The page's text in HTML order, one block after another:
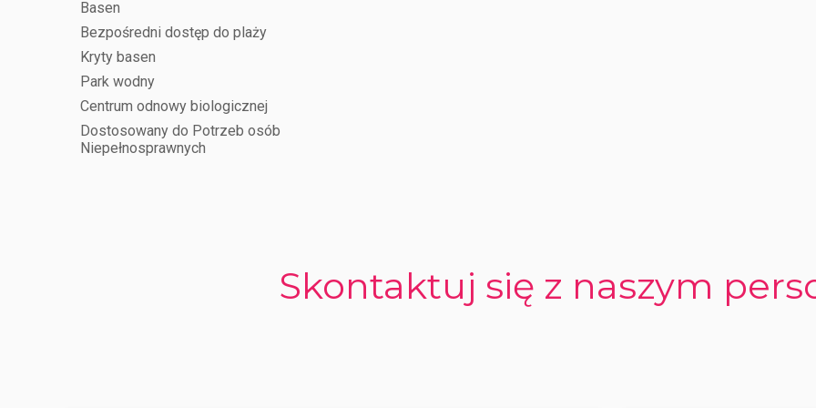
Basen
Bezpośredni dostęp do plaży
Kryty basen
Park wodny
Centrum odnowy biologicznej
Dostosowany do Potrzeb osób
Niepełnosprawnych
Skontaktuj się z naszym